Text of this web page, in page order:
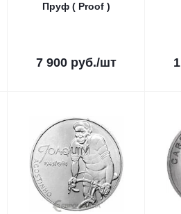
Пруф ( Proof )
7 900 руб./шт